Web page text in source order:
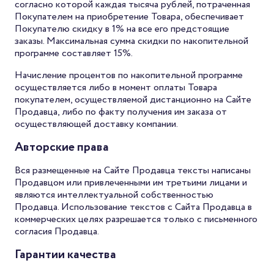
согласно которой каждая тысяча рублей, потраченная
Покупателем на приобретение Товара, обеспечивает
Покупателю скидку в 1% на все его предстоящие
заказы. Максимальная сумма скидки по накопительной
программе составляет 15%.
Начисление процентов по накопительной программе
осуществляется либо в момент оплаты Товара
покупателем, осуществляемой дистанционно на Сайте
Продавца, либо по факту получения им заказа от
осуществляющей доставку компании.
Авторские права
Вся размещенные на Сайте Продавца тексты написаны
Продавцом или привлеченными им третьими лицами и
являются интеллектуальной собственностью
Продавца. Использование текстов с Сайта Продавца в
коммерческих целях разрешается только с письменного
согласия Продавца.
Гарантии качества